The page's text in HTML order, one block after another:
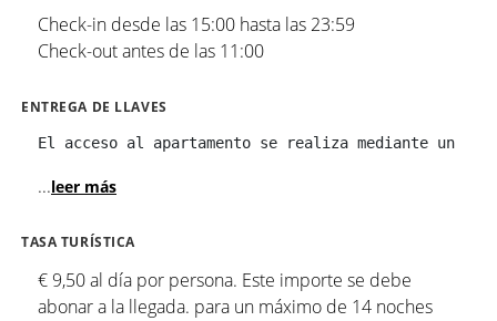
Check-in desde las 15:00 hasta las 23:59
Check-out antes de las 11:00
ENTREGA DE LLAVES
El acceso al apartamento se realiza mediante un
...leer más
TASA TURÍSTICA
€ 9,50 al día por persona. Este importe se debe
abonar a la llegada. para un máximo de 14 noches